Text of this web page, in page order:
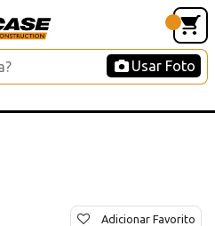
Usar Foto
Adicionar Favorito